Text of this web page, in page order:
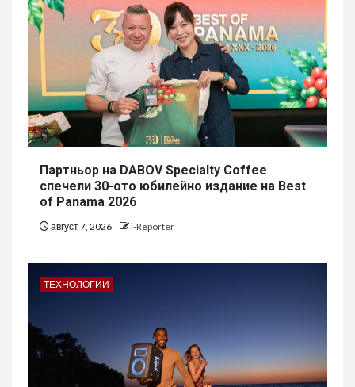
Партньор на DABOV Specialty Coffee
спечели 30-ото юбилейно издание на Best
of Panama 2026
август 7, 2026 i-Reporter
ТЕХНОЛОГИИ